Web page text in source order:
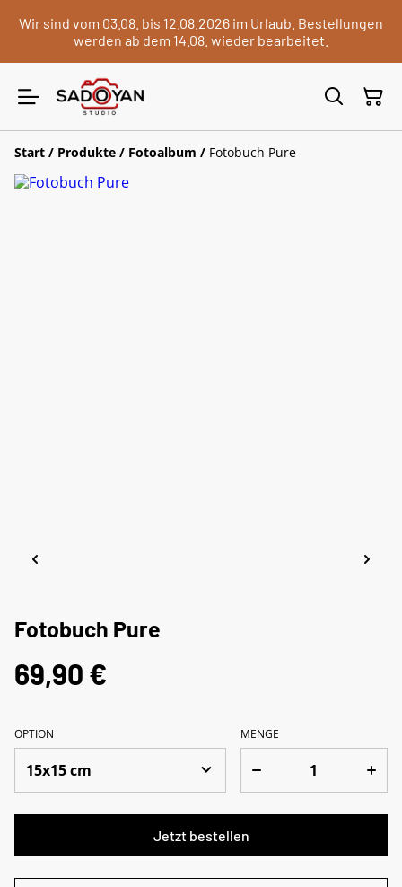
Wir sind vom 03.08. bis 12.08.2026 im Urlaub. Bestellungen
werden ab dem 14.08. wieder bearbeitet.
Start / Produkte / Fotoalbum / Fotobuch Pure
Fotobuch Pure
69,90 €
OPTION MENGE
Jetzt bestellen